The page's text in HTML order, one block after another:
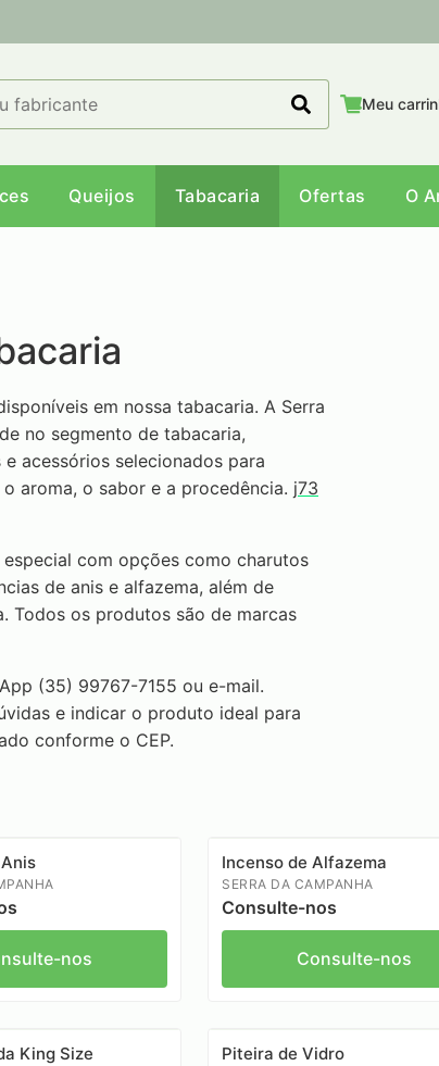
Meu
Queijos Tabacaria Ofertas O
em nossa tabacaria. A Serra
no segmento de tabacaria,
acessórios selecionados para
aroma, o sabor e a procedência. j73
com opções como charutos
de anis e alfazema, além de
Todos os produtos são de marcas
(35) 99767-7155 ou e-mail.
e indicar o produto ideal para
conforme o CEP.
nos
Incenso de Alfazema
SERRA DA CAMPANHA
Consulte-nos
Consulte-nos
King Size Piteira de Vidro